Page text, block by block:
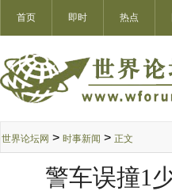
首页 即时 热点
世界论坛网 > 时事新闻 > 正文
警车误撞1